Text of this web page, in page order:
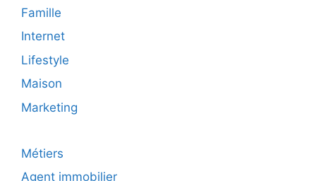
Famille
Internet
Lifestyle
Maison
Marketing
Métiers
Agent immobilier